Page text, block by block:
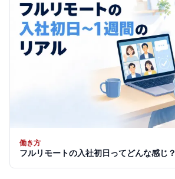
働き方
フルリモートの入社初日ってどんな感じ？